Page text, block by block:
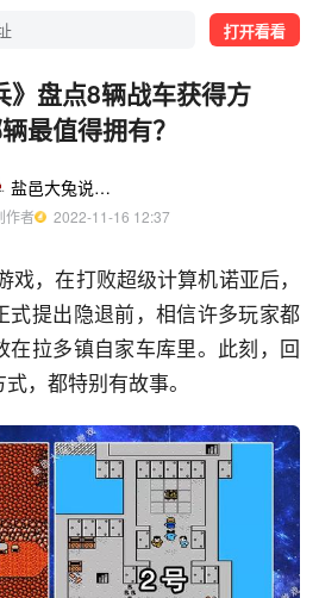
打开看看
》盘点8辆战车获得方
最值得拥有？
盐邑大兔说游戏
作者
  2022-11-16 12:37
戏，在打败超级计算机诺亚后，
式提出隐退前，相信许多玩家都
在拉多镇自家车库里。此刻，回
，都特别有故事。